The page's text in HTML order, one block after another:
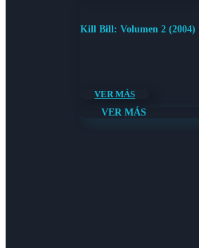
Kill Bill: Volumen 2 (2004)
VER MÁS
VER MÁS